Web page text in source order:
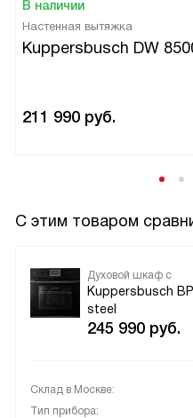
В наличии
Настенная вытяжка
Kuppersbusch DW
211 990 руб.
С этим товаром
Духовой шкаф с
Kuppersbusch
steel
245 990 руб.
Склад в Москве:
Тип прибора: